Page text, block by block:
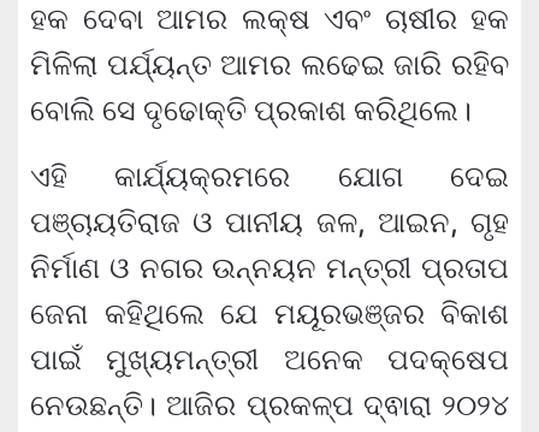
ହକ ଦେବା ଆମର ଲକ୍ଷ ଏବଂ ଚାଷୀର ହକ
ମିଳିଲା ପର୍ଯ୍ୟନ୍ତ ଆମର ଲଢେଇ ଜାରି ରହିବ
ବୋଲି ସେ ଦୃଢୋକ୍ତି ପ୍ରକାଶ କରିଥିଲେ।
ଏହି କାର୍ଯ୍ୟକ୍ରମରେ ଯୋଗ ଦେଇ
ପଞ୍ଚାୟତିରାଜ ଓ ପାନୀୟ ଜଳ, ଆଇନ, ଗୃହ
ନିର୍ମାଣ ଓ ନଗର ଉନ୍ନୟନ ମନ୍ତ୍ରୀ ପ୍ରତାପ
ଜେନା କହିଥିଲେ ଯେ ମୟୂରଭଞ୍ଜର ବିକାଶ
ପାଇଁ ମୁଖ୍ୟମନ୍ତ୍ରୀ ଅନେକ ପଦକ୍ଷେପ
ନେଉଛନ୍ତି। ଆଜିର ପ୍ରକଳ୍ପ ଦ୍ଵାରା ୨୦୨୪